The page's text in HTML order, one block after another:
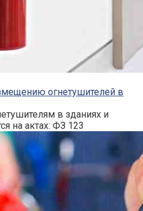
огнетушителей в
в зданиях и
на актах: ФЗ 123